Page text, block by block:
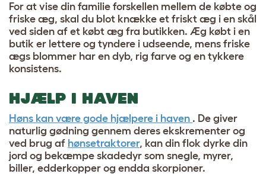
For at vise din familie forskellen mellem de købte og
friske æg, skal du blot knække et friskt æg i en skål
ved siden af et købt æg fra butikken. Æg købt i en
butik er lettere og tyndere i udseende, mens friske
ægs blommer har en dyb, rig farve og en tykkere
konsistens.
HJÆLP I HAVEN
Høns kan være gode hjælpere i haven . De giver
naturlig gødning gennem deres ekskrementer og
ved brug af hønsetraktorer, kan din flok dyrke din
jord og bekæmpe skadedyr som snegle, myrer,
biller, edderkopper og endda skorpioner.